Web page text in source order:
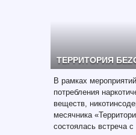
ТЕРРИТОРИЯ
В рамках
потребления
веществ,
месячника
состоялась встреча